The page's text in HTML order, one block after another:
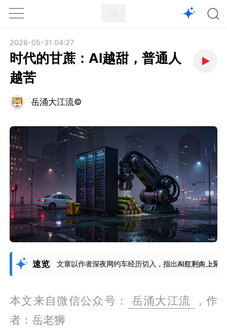
1X
2026-05-31 04:27
时代的甘蔗：AI越甜，普通人
越苦
岳涌大江流©
速览 文章以作者深夜网约车经历切入，指出AI红利向上聚
展开更多
本文来自微信公众号： 岳涌大江流
，作
者：岳老狮